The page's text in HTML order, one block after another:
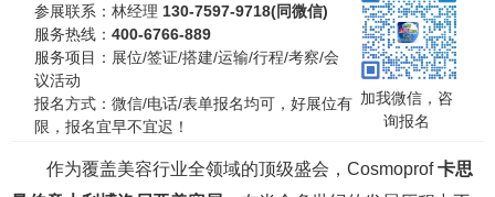
参展联系：林经理 130-7597-9718(同微信)
服务热线：400-6766-889
服务项目：展位/签证/搭建/运输/行程/考察/会
议活动
报名方式：微信/电话/表单报名均可，好展位有
限，报名宜早不宜迟！
加我微信，咨
询报名
作为覆盖美容行业全领域的顶级盛会，Cosmoprof卡思